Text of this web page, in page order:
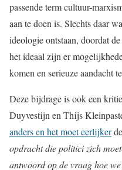
passende term cultuur-
aan te doen is. Slechts daar
ideologie ontstaan, doordat
het ideaal zijn er
komen en serieuze aandacht
Deze bijdrage is ook een
Duyvestijn en Thijs
anders en het moet eerlijker
opdracht die politici zich
antwoord op de vraag hoe